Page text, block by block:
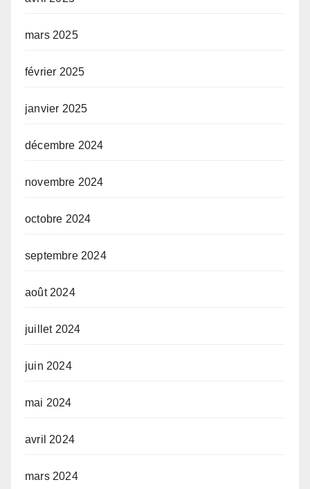
mars 2025
février 2025
janvier 2025
décembre 2024
novembre 2024
octobre 2024
septembre 2024
août 2024
juillet 2024
juin 2024
mai 2024
avril 2024
mars 2024